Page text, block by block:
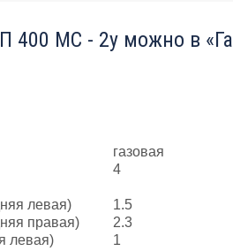
400 МС - 2у можно в
газовая
4
левая)
1.5
правая)
2.3
левая)
1